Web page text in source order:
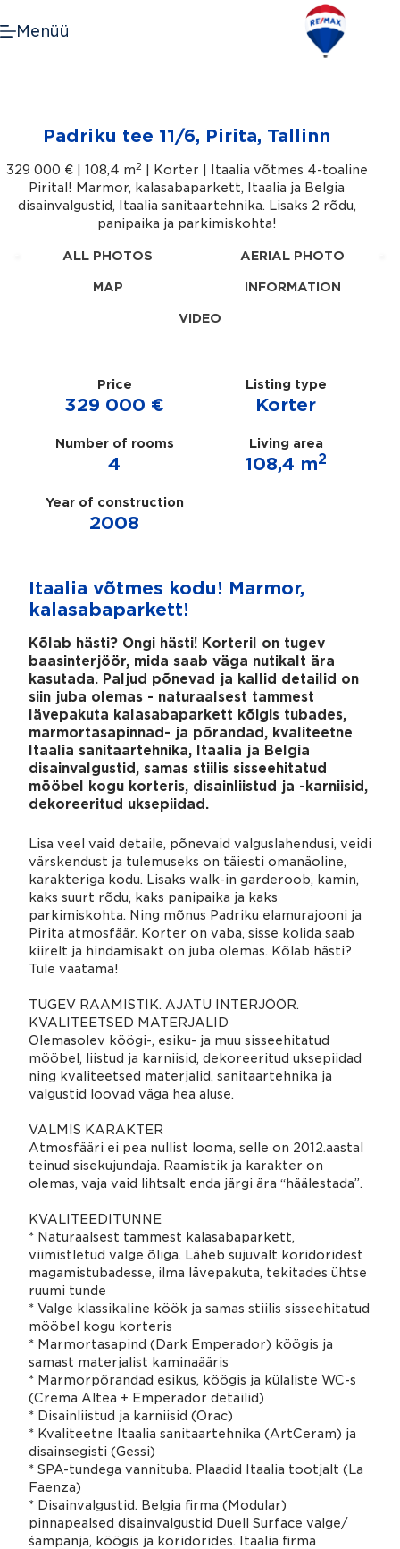
to
Menüü
Padriku tee 11/6, Pirita, Tallinn
329 000 € | 108,4 m2
| Korter | Itaalia võtmes 4-toaline
Pirital! Marmor, kalasabaparkett, Itaalia ja Belgia
disainvalgustid, Itaalia sanitaartehnika. Lisaks 2 rõdu,
panipaika ja parkimiskohta!
ALL PHOTOS AERIAL PHOTO
MAP INFORMATION
VIDEO
Price
329 000 €
Listing type
Korter
Number of rooms
4
Living area
108,4 m2
Year of construction
2008
Itaalia võtmes kodu! Marmor,
kalasabaparkett!
Kõlab hästi? Ongi hästi! Korteril on tugev
baasinterjöör, mida saab väga nutikalt ära
kasutada. Paljud põnevad ja kallid detailid on
siin juba olemas - naturaalsest tammest
lävepakuta kalasabaparkett kõigis tubades,
marmortasapinnad- ja põrandad, kvaliteetne
Itaalia sanitaartehnika, Itaalia ja Belgia
disainvalgustid, samas stiilis sisseehitatud
mööbel kogu korteris, disainliistud ja -karniisid,
dekoreeritud uksepiidad.
Lisa veel vaid detaile, põnevaid valguslahendusi, veidi
värskendust ja tulemuseks on täiesti omanäoline,
karakteriga kodu. Lisaks walk-in garderoob, kamin,
kaks suurt rõdu, kaks panipaika ja kaks
parkimiskohta. Ning mõnus Padriku elamurajooni ja
Pirita atmosfäär. Korter on vaba, sisse kolida saab
kiirelt ja hindamisakt on juba olemas. Kõlab hästi?
Tule vaatama!
TUGEV RAAMISTIK. AJATU INTERJÖÖR.
KVALITEETSED MATERJALID
Olemasolev köögi-, esiku- ja muu sisseehitatud
mööbel, liistud ja karniisid, dekoreeritud uksepiidad
ning kvaliteetsed materjalid, sanitaartehnika ja
valgustid loovad väga hea aluse.
VALMIS KARAKTER
Atmosfääri ei pea nullist looma, selle on 2012.aastal
teinud sisekujundaja. Raamistik ja karakter on
olemas, vaja vaid lihtsalt enda järgi ära “häälestada”.
KVALITEEDITUNNE
* Naturaalsest tammest kalasabaparkett,
viimistletud valge õliga. Läheb sujuvalt koridoridest
magamistubadesse, ilma lävepakuta, tekitades ühtse
ruumi tunde
* Valge klassikaline köök ja samas stiilis sisseehitatud
mööbel kogu korteris
* Marmortasapind (Dark Emperador) köögis ja
samast materjalist kaminaääris
* Marmorpõrandad esikus, köögis ja külaliste WC-s
(Crema Altea + Emperador detailid)
* Disainliistud ja karniisid (Orac)
* Kvaliteetne Itaalia sanitaartehnika (ArtCeram) ja
disainsegisti (Gessi)
* SPA-tundega vannituba. Plaadid Itaalia tootjalt (La
Faenza)
* Disainvalgustid. Belgia firma (Modular)
pinnapealsed disainvalgustid Duell Surface valge/
śampanja, köögis ja koridorides. Itaalia firma